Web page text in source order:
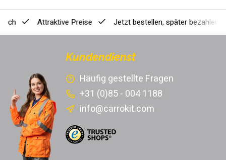
Attraktive Preise Jetzt bestellen, später bezahlen
Kundendienst
Häufig gestellte Fragen
+31 (0)85 - 004 1188
info@carrokit.com